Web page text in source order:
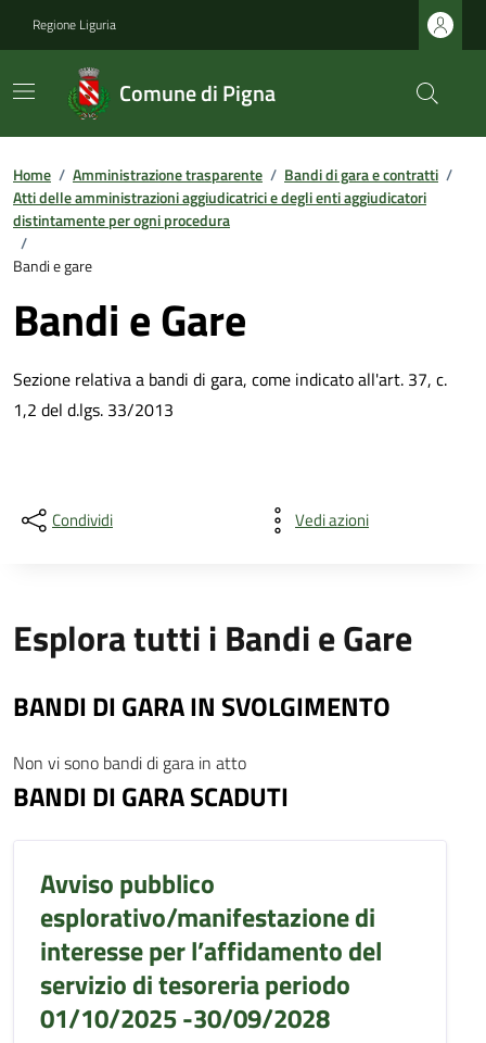
Regione Liguria
Comune di Pigna
Home / Amministrazione trasparente / Bandi di gara e contratti /
Atti delle amministrazioni aggiudicatrici e degli enti aggiudicatori
distintamente per ogni procedura
/
Bandi e gare
Bandi e Gare
Sezione relativa a bandi di gara, come indicato all'art. 37, c.
1,2 del d.lgs. 33/2013
Condividi Vedi azioni
Esplora tutti i Bandi e Gare
BANDI DI GARA IN SVOLGIMENTO
Non vi sono bandi di gara in atto
BANDI DI GARA SCADUTI
Avviso pubblico
esplorativo/manifestazione di
interesse per l’affidamento del
servizio di tesoreria periodo
01/10/2025 -30/09/2028